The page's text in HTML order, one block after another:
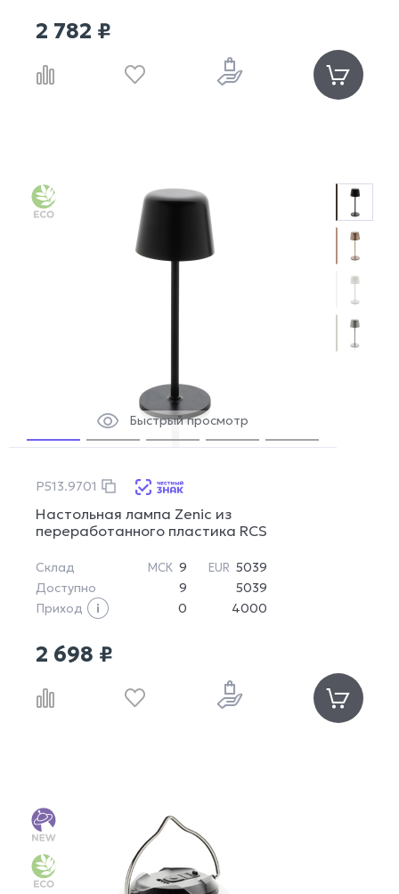
2 782 ₽
Быстрый просмотр
P513.9701
Настольная лампа Zenic из
переработанного пластика RCS
Склад МСК 9 EUR 5039
Доступно
9
5039
Приход
0 4000
2 698 ₽